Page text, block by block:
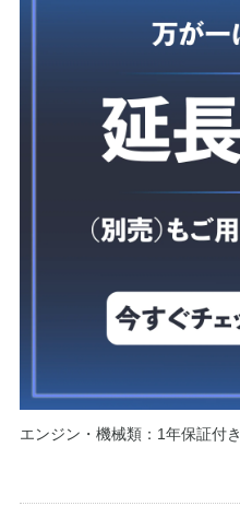
エンジン・機械類：1年保証付き